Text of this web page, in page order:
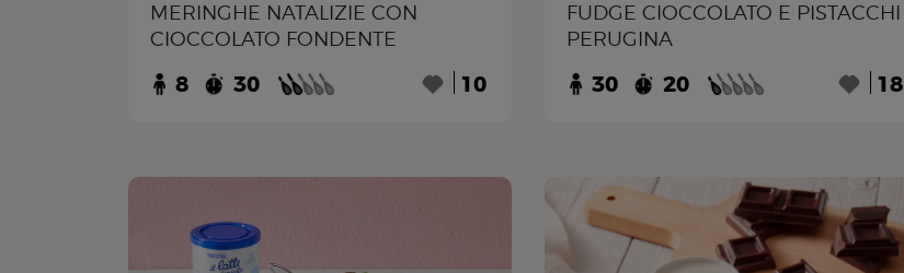
MERINGHE NATALIZIE CON
CIOCCOLATO FONDENTE
8 30 10
FUDGE CIOCCOLATO E PISTACCHI
PERUGINA
30 20 18